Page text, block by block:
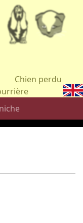
Chien perdu